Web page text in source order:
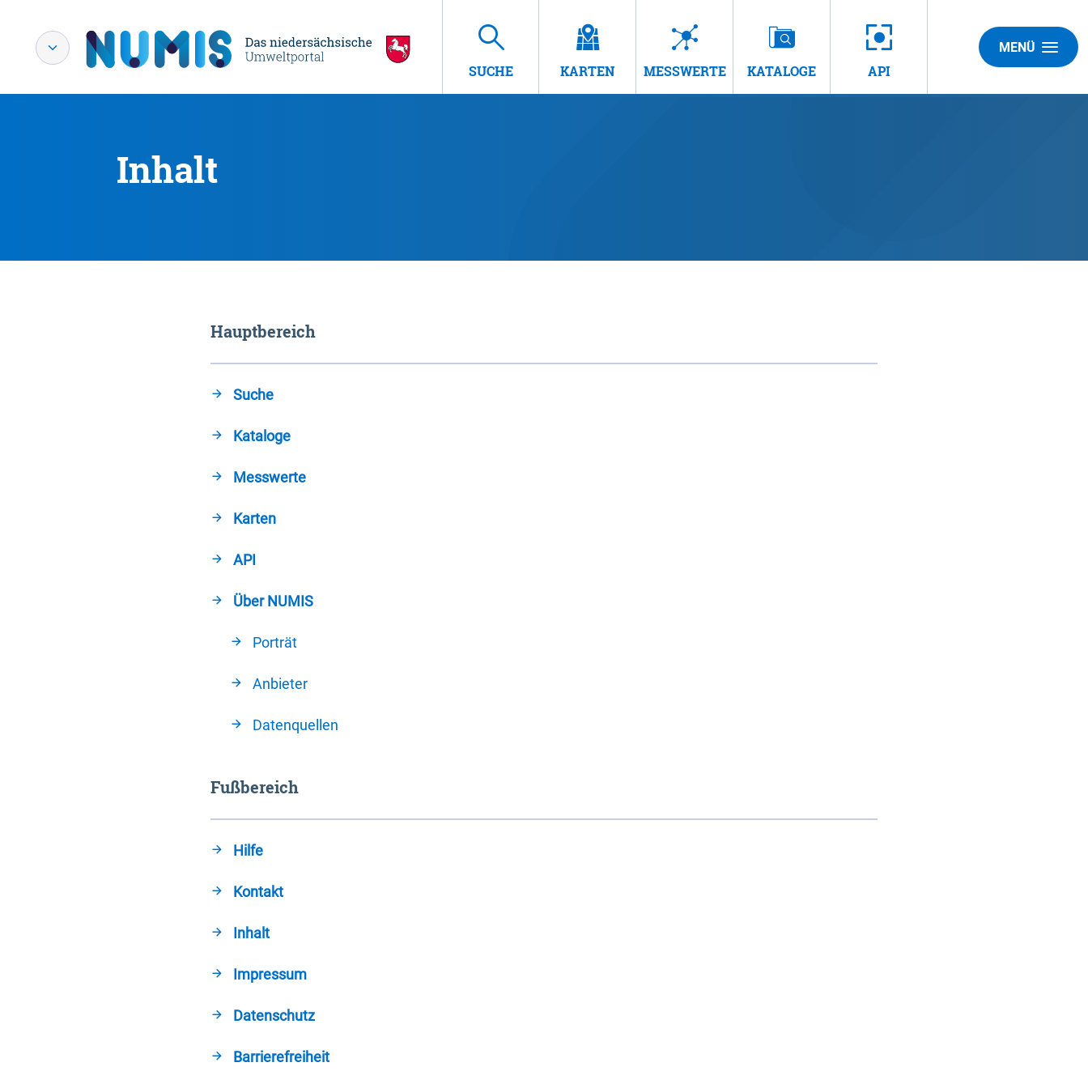
SUCHE KARTEN MESSWERTE KATALOGE API
MENÜ
Inhalt
Hauptbereich
Suche
Kataloge
Messwerte
Karten
API
Über NUMIS
Porträt
Anbieter
Datenquellen
Fußbereich
Hilfe
Kontakt
Inhalt
Impressum
Datenschutz
Barrierefreiheit